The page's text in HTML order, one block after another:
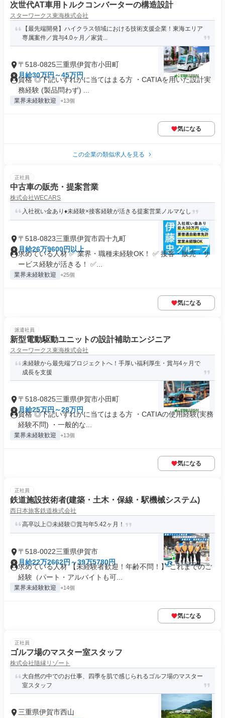
次世代AT車用トルクコンバーターの構造設計
スターワークス東海株式会社
【最先端開発】ハイクラス領域における技術支援企業！東海エリア
専属案件／賞与4.0ヶ月／家賃...
〒518-0825三重県伊賀市小田町
月給30万円～45万円
資格 ◎下記いずれかに当てはまる方 ・CATIAを用いた設計実
務経験 (製品問わず) ...
業界未経験歓迎 +13個
気になる
この企業の類似求人を見る
正社員
中古車の販売・提案営業
株式会社WECARS
入社祝い金あり♦︎未経験×接客経験が活きる提案営業ノルマなし
〒518-0823三重県伊賀市四十九町
月給26万9600円以上
求めている人材 ✅ 業界・職種未経験OK！ ✅ 接客・販売・サ
ービス経験が活きる！ ✅...
業界未経験歓迎 +25個
気になる
派遣社員
新型電動駆動ユニットの設計補助エンジニア
スターワークス東海株式会社
未経験から最先端プロジェクトへ！手厚い福利厚生・賞与4ヶ月で
成長を支援
〒518-0825三重県伊賀市小田町
月給25万円～28万円
資格 ◎下記いずれかに当てはまる方 ・CATIAの使用経験(実務
経験不問) ・一般的な...
業界未経験歓迎 +13個
気になる
正社員
鉄道施設技術者(建築・土木・保線・駅機械システム)
西日本旅客鉄道株式会社
高卒以上◎未経験◎賞与年5.42ヶ月！
〒518-0022三重県伊賀市
月給22万2662円～39万5780円
求めている人材 【未経験者歓迎！年齢不問！】 これまでのご
経験（パート・アルバイトも可...
業界未経験歓迎 +14個
気になる
正社員
ゴルフ場のマスター室スタッフ
株式会社隨縁リゾート
大自然の中でのお仕事、四季を肌で感じられるゴルフ場のマスター
室スタッフ
三重県伊賀市西山